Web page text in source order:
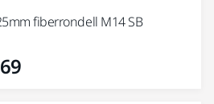
fiberrondell M14 SB